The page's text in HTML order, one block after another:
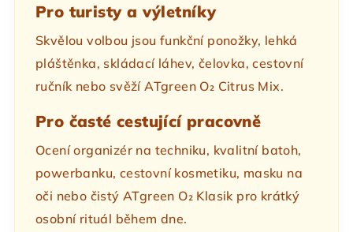
Pro turisty a výletníky
Skvělou volbou jsou funkční ponožky, lehká
pláštěnka, skládací láhev, čelovka, cestovní
ručník nebo svěží ATgreen O₂ Citrus Mix.
Pro časté cestující pracovně
Ocení organizér na techniku, kvalitní batoh,
powerbanku, cestovní kosmetiku, masku na
oči nebo čistý ATgreen O₂ Klasik pro krátký
osobní rituál během dne.